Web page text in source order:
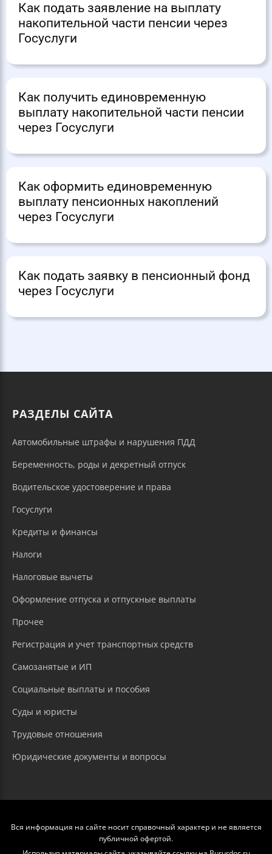
Как подать заявление на выплату
накопительной части пенсии через
Госуслуги
Как получить единовременную
выплату накопительной части пенсии
через Госуслуги
Как оформить единовременную
выплату пенсионных накоплений
через Госуслуги
Как подать заявку в пенсионный фонд
через Госуслуги
РАЗДЕЛЫ САЙТА
Автомобильные штрафы и нарушения ПДД
Беременность, роды и декретный отпуск
Водительское удостоверение и права
Госуслуги
Кредиты и финансы
Налоги
Налоговые вычеты
Оформление отпуска и отпускные выплаты
Прочее
Регистрация и учет транспортных средств
Самозанятые и ИП
Социальные выплаты и пособия
Суды и юристы
Трудовые отношения
Юридические документы и вопросы
Вся информация на сайте носит справочный характер и не является
публичной офертой.